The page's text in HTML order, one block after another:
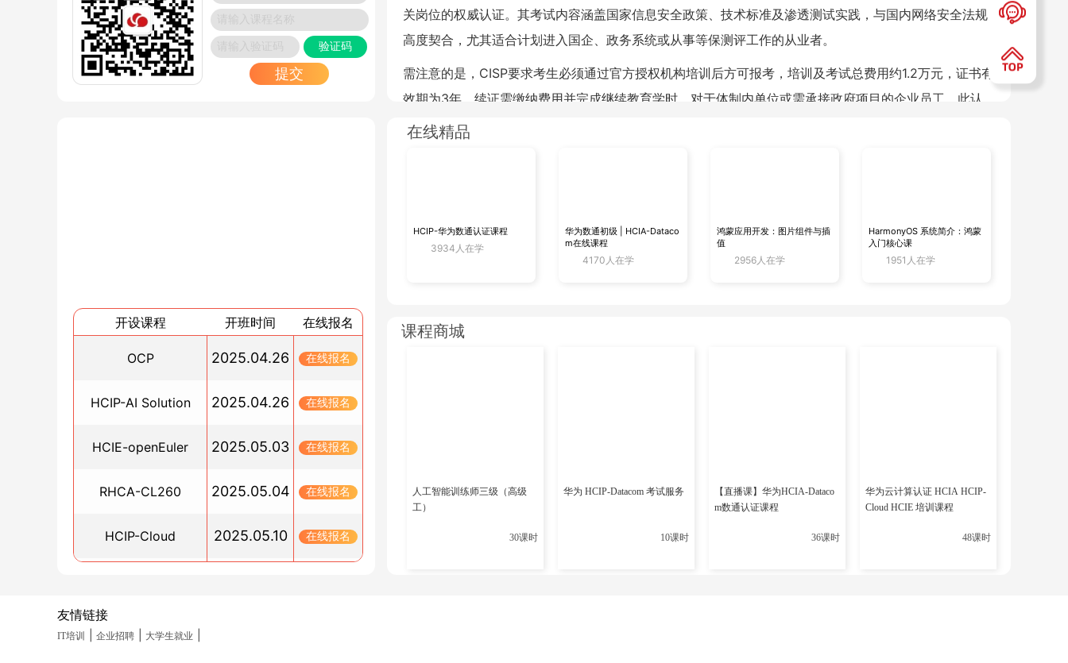
Linux常用命令大全-2025最新更新
2025/02/10
VMware认证：解锁IT行业百万年薪的黄金密钥
2025/02/08
Oracle考试+报名+培训攻略全解析
2025/01/19
RHCE认证-博睿谷助力考生高效备考
OCP 认证到手，OCM 考试有无时间限制？权威解答
2025/01/12
OCP预约考试中心：VUE考试中心
2025/01/09
oracle和mysql语法区别大吗
2025/01/02
验证码
提交
关岗位的权威认证。其考试内容涵盖国家信息安全政策、技术标准及渗透测试实践，与国内网络安全法规
高度契合，尤其适合计划进入国企、政务系统或从事等保测评工作的从业者。
需注意的是，CISP要求考生必须通过官方授权机构培训后方可报考，培训及考试总费用约1.2万元，证书有
效期为3年，续证需缴纳费用并完成继续教育学时。对于体制内单位或需承接政府项目的企业员工，此认
证具有较高优先级。
证。其知识体系覆盖安全工程、风险管理、法律法规等8大领域，持证者多任职于跨国企业、金融机构或
大型科技公司的安全管理岗位。
5年网络安全相关工作经验（或4年经验+学历抵扣），通过考试后仍需审核资质方可正式持证。证书每3
生、跨行业转岗人员或IT运维人员拓展安全技能。
该认证虽无法直接助力高阶职位竞争，但可作为从业资格的“基础证明”，常见于企业初级安全岗位的招聘
开设课程 开班时间 在线报名
OCP 2025.04.26 在线报名
HCIP-AI Solution 2025.04.26 在线报名
HCIE-openEuler 2025.05.03 在线报名
RHCA-CL260 2025.05.04 在线报名
HCIP-Cloud 2025.05.10 在线报名
HCIA-Datacom(晚班)
在线精品
HCIP-华为数通认证课程
3934人在学
华为数通初级 | HCIA-Dataco
m在线课程
4170人在学
鸿蒙应用开发：图片组件与插
值
2956人在学
HarmonyOS 系统简介：鸿蒙
入门核心课
1951人在学
课程商城
人工智能训练师三级（高级
工）
30课时
华为 HCIP-Datacom 考试服务
10课时
【直播课】华为HCIA-Dataco
m数通认证课程
36课时
华为云计算认证 HCIA HCIP-
Cloud HCIE 培训课程
48课时
友情链接
IT培训 企业招聘 大学生就业